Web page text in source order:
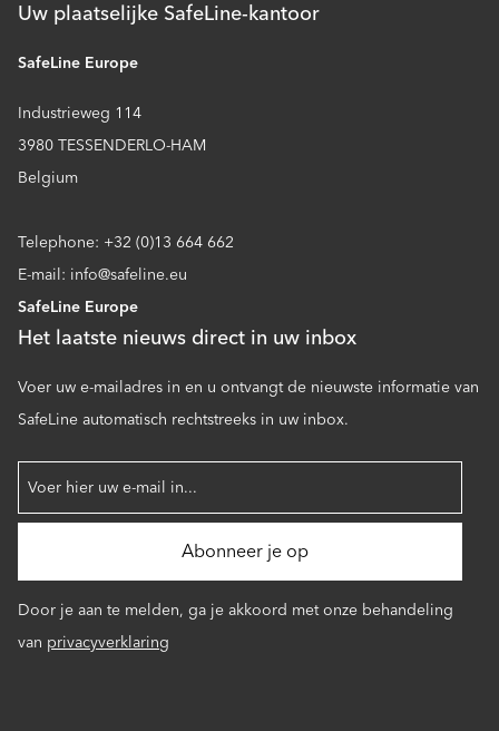
Uw plaatselijke SafeLine-kantoor
SafeLine Europe
Industrieweg 114
3980 TESSENDERLO-HAM
Belgium
Telephone: +32 (0)13 664 662
E-mail: info@safeline.eu
SafeLine Europe
Het laatste nieuws direct in uw inbox
Voer uw e-mailadres in en u ontvangt de nieuwste informatie van
SafeLine automatisch rechtstreeks in uw inbox.
Door je aan te melden, ga je akkoord met onze behandeling
van privacyverklaring